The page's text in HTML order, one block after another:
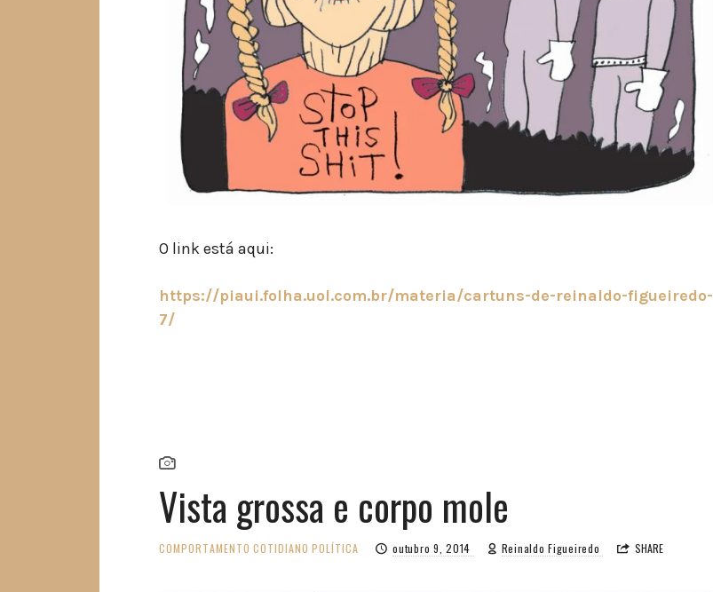
O link está aqui:
https://piaui.folha.uol.com.br/materia/cartuns-de-reinaldo-figueiredo-
7/
Vista grossa e corpo mole
COMPORTAMENTO COTIDIANO POLÍTICA outubro 9, 2014 Reinaldo Figueiredo SHARE